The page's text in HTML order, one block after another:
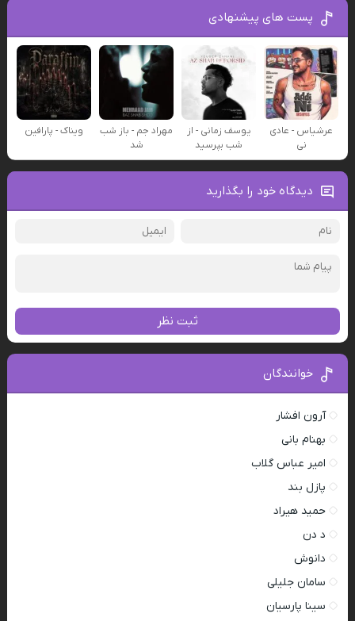
پست های پیشنهادی
عرشیاس - عادی
نی
یوسف زمانی - از
شب بپرسید
مهراد جم - باز شب
شد
ویناک - پارافین
دیدگاه خود را بگذارید
ثبت نظر
خوانندگان
آرون افشار
بهنام بانی
امیر عباس گلاب
پازل بند
حمید هیراد
د دن
دانوش
سامان جلیلی
سینا پارسیان